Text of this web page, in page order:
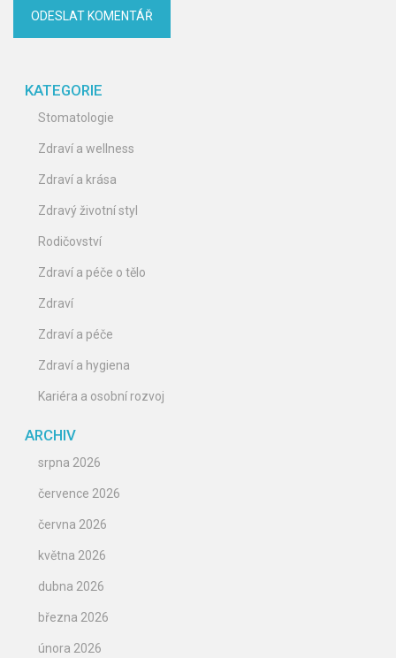
KATEGORIE
Stomatologie
Zdraví a wellness
Zdraví a krása
Zdravý životní styl
Rodičovství
Zdraví a péče o tělo
Zdraví
Zdraví a péče
Zdraví a hygiena
Kariéra a osobní rozvoj
ARCHIV
srpna 2026
července 2026
června 2026
května 2026
dubna 2026
března 2026
února 2026